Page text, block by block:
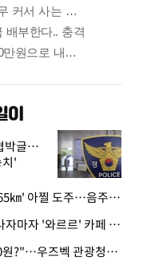
박글…
'
· 정차 불응하고 '시속 165㎞' 아찔 도주…음주운전자 체포
· "하마터면"…영업 끝나자마자 '와르르' 카페 테라스 덮친 대리석 외벽
· "음료 한 캔에 1만1000원?"…우즈벡 관광청까지 나섰다, 유튜버 폭로 후폭풍